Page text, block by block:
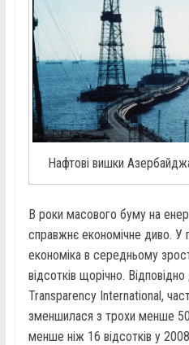
Нафтові вишки
В роки масового буму на
справжнє економічне диво. У
економіка в середньому
відсотків щорічно.
Transparency International,
зменшилася з трохи менше 50
менше ніж 16 відсотків у